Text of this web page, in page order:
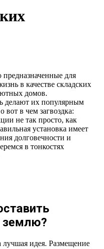
для
в качестве складских
домов.
делают их популярным
в чем загвоздка:
не так просто, как
установка имеет
долговечности и
в тонкостях
землю?
лучшая идея. Размещение